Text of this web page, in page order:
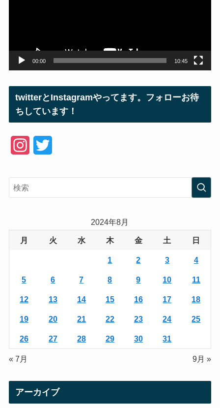
00:00 10:45
twitterとInstagramやってます。フォローお待
ちしています！
e
2024年8月
月 火 水 木 金 土 日
1 2 3 4
5 6 7 8 9 10 11
12 13 14 15 16 17 18
19 20 21 22 23 24 25
26 27 28 29 30 31
« 7月 9月 »
アーカイブ